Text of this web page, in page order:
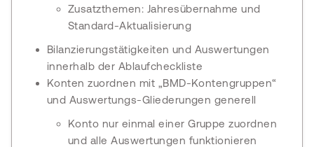
Zusatzthemen: Jahresübernahme und
Standard-Aktualisierung
Bilanzierungstätigkeiten und Auswertungen
innerhalb der Ablaufcheckliste
Konten zuordnen mit „BMD-Kontengruppen“
und Auswertungs-Gliederungen generell
Konto nur einmal einer Gruppe zuordnen
und alle Auswertungen funktionieren